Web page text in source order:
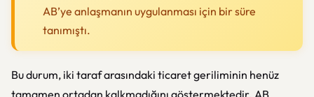
AB’ye anlaşmanın uygulanması için bir süre
tanımıştı.
Bu durum, iki taraf arasındaki ticaret geriliminin henüz
tamamen ortadan kalkmadığını göstermektedir. AB